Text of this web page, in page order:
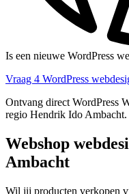
Is een nieuwe WordPress
Vraag 4 WordPress
Ontvang direct WordPress
regio Hendrik Ido
Webshop
Ambacht
Wil jij producten verkopen